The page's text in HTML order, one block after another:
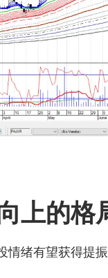
上的格
绪有望获得提